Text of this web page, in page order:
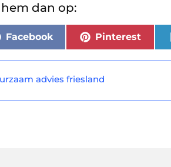
dan op:
Facebook Pinterest
advies friesland